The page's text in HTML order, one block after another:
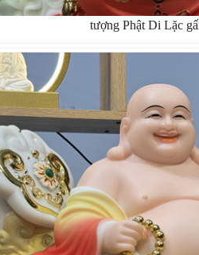
tượng Phật Di Lặc